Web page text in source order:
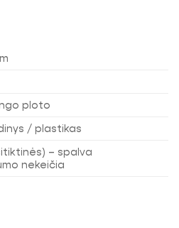
ploto
/ plastikas
– spalva
nekeičia